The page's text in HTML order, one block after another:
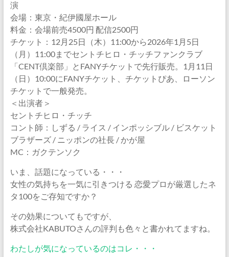
演
会場：東京・紀伊國屋ホール
料金：会場前売4500円 配信2500円
チケット：12月25日（木）11:00から2026年1月5日
（月）11:00までセントチヒロ・チッチファンクラブ
「CENT倶楽部」とFANYチケットで先行販売。1月11日
（日）10:00にFANYチケット、チケットぴあ、ローソン
チケットで一般発売。
＜出演者＞
セントチヒロ・チッチ
コント師：しずる / ライス / インポッシブル / ビスケット
ブラザーズ / ニッポンの社長 / かが屋
MC：ガクテンソク
いま、話題になっている・・・
女性の気持ちを一気に引きつける 恋愛プロが厳選したネ
タ100をご存知ですか？
その効果についてもですが、
株式会社KABUTOさんの評判も色々と書かれてますね。
わたしが気になっているのはコレ・・・